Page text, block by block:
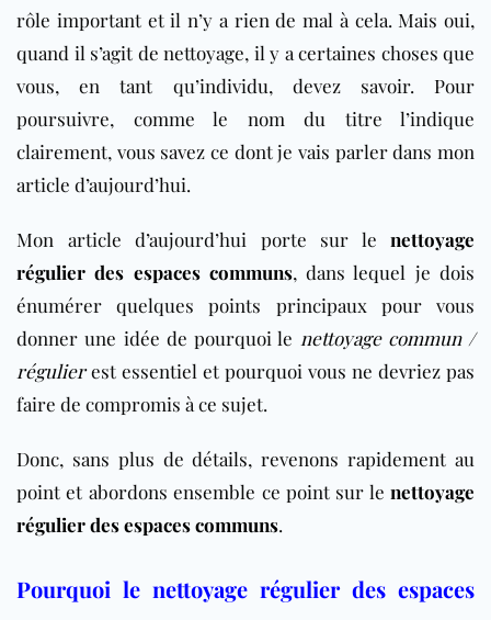
rôle important et il n’y a rien de mal à cela. Mais oui,
quand il s’agit de nettoyage, il y a certaines choses que
vous, en tant qu’individu, devez savoir. Pour
poursuivre, comme le nom du titre l’indique
clairement, vous savez ce dont je vais parler dans mon
article d’aujourd’hui.
Mon article d’aujourd’hui porte sur le nettoyage
régulier des espaces communs, dans lequel je dois
énumérer quelques points principaux pour vous
donner une idée de pourquoi le nettoyage commun /
régulierest essentiel et pourquoi vous ne devriez pas
faire de compromis à ce sujet.
Donc, sans plus de détails, revenons rapidement au
point et abordons ensemble ce point sur le nettoyage
régulier des espaces communs.
Pourquoi le nettoyage régulier des espaces